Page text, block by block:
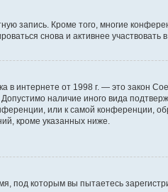
запись. Кроме того, многие
снова и активнее участвовать в
в интернете от 1998 г. — это закон
наличие иного вида
или к самой конференции,
кроме указанных ниже.
которым вы пытаетесь